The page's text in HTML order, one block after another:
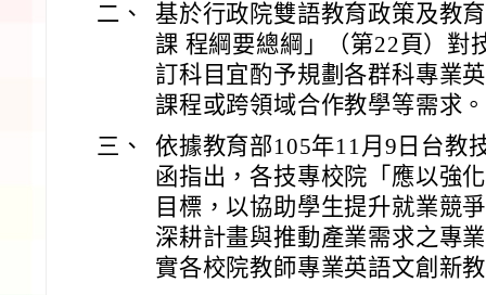
二、
基於行政院雙語教育政策及教
課 程綱要總綱」（第22頁）對
訂科目宜酌予規劃各群科專業
課程或跨領域合作教學等需求。
三、
依據教育部105年11月9日台教
函指出，各技專校院「應以強
目標，以協助學生提升就業競
深耕計畫與推動產業需求之專
實各校院教師專業英語文創新